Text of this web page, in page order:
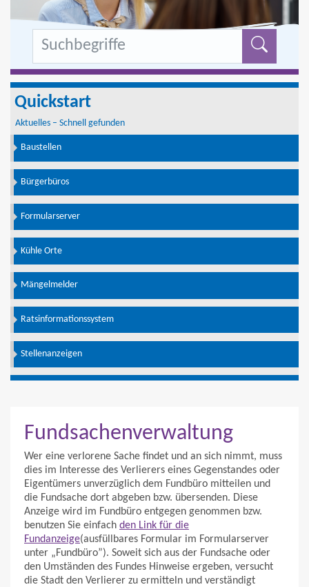
Quickstart
Aktuelles – Schnell gefunden
Baustellen
Bürgerbüros
Formularserver
Kühle Orte
Mängelmelder
Ratsinformationssystem
Stellenanzeigen
Fundsachenverwaltung
Wer eine verlorene Sache findet und an sich nimmt, muss
dies im Interesse des Verlierers eines Gegenstandes oder
Eigentümers unverzüglich dem Fundbüro mitteilen und
die Fundsache dort abgeben bzw. übersenden. Diese
Anzeige wird im Fundbüro entgegen genommen bzw.
benutzen Sie einfach den Link für die
Fundanzeige(ausfüllbares Formular im Formularserver
unter „Fundbüro”). Soweit sich aus der Fundsache oder
den Umständen des Fundes Hinweise ergeben, versucht
die Stadt den Verlierer zu ermitteln und verständigt